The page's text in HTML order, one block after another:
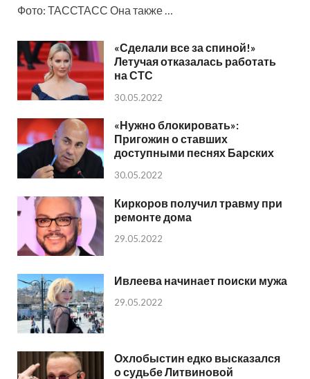
Фото: ТАССТАСС Она также …
«Сделали все за спиной!»
Летучая отказалась работать
на СТС
30.05.2022
«Нужно блокировать»:
Пригожин о ставших
доступными песнях Барских
30.05.2022
Киркоров получил травму при
ремонте дома
29.05.2022
Ивлеева начинает поиски мужа
29.05.2022
Охлобыстин едко высказался
о судьбе Литвиновой